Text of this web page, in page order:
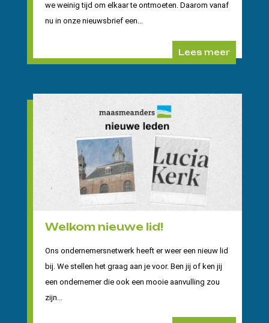
we weinig tijd om elkaar te ontmoeten. Daarom vanaf
nu in onze nieuwsbrief een...
Lees meer
Welkom nieuwe lid!
Ons ondernemersnetwerk heeft er weer een nieuw lid
bij. We stellen het graag aan je voor. Ben jij of ken jij
een ondernemer die ook een mooie aanvulling zou
zijn...